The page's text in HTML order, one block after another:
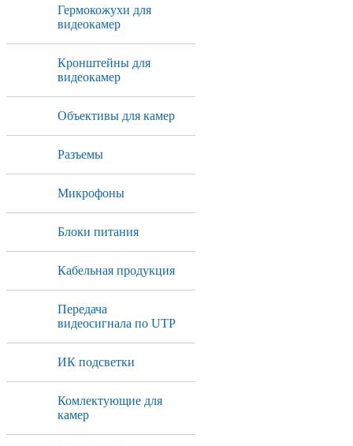
Гермокожухи для
видеокамер
Кронштейны для
видеокамер
Объективы для камер
Разъемы
Микрофоны
Блоки питания
Кабельная продукция
Передача
видеосигнала по UTP
ИК подсветки
Комлектующие для
камер